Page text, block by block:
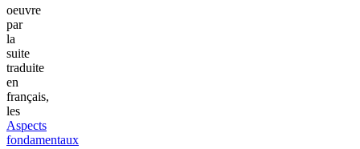
oeuvre
par
la
suite
traduite
en
français,
les
Aspects
fondamentaux